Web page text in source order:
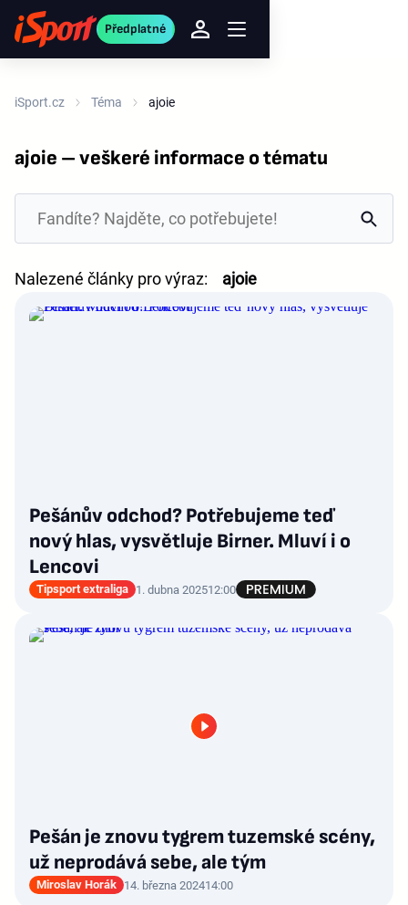
Předplatné
iSport.cz Téma ajoie
ajoie – veškeré informace o tématu
Nalezené články pro výraz: ajoie
Pešánův odchod? Potřebujeme teď
nový hlas, vysvětluje Birner. Mluví i o
Lencovi
Tipsport extraliga 1. dubna 202512:00
Pešán je znovu tygrem tuzemské scény,
už neprodává sebe, ale tým
Miroslav Horák 14. března 202414:00